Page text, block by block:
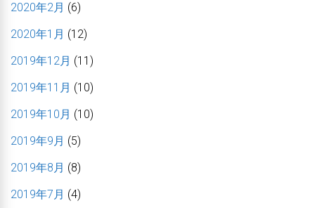
2020年2月 (6)
2020年1月 (12)
2019年12月 (11)
2019年11月 (10)
2019年10月 (10)
2019年9月 (5)
2019年8月 (8)
2019年7月 (4)